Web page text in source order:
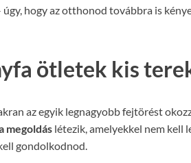
úgy, hogy az otthonod továbbra is
ötletek kis
az egyik legnagyobb fejtörést
megoldás létezik, amelyekkel nem kell
gondolkodnod.